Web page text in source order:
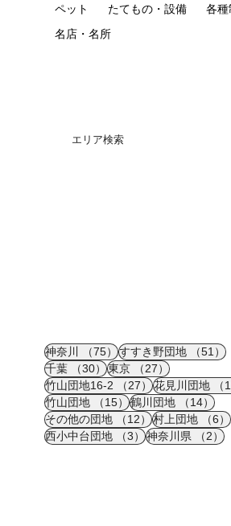
ペット
たてもの・設備
各
名店・名所
エリア検索
神奈川 （75）75件の記事
すすき野団地 （51）
千葉
（30）30件の記事
東京 （27）27件の記事
竹山団地16-2
（27）27件の記事
花見川団地
竹山団地
（15）15件の記事
鶴川団地 （14）14
その他の団地
（12）12件の記事
村上団地 （6）
西小中台団地
（3）3件の記事
神奈川県 （2）2